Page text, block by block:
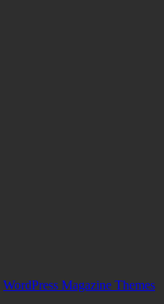
WordPress Magazine Themes